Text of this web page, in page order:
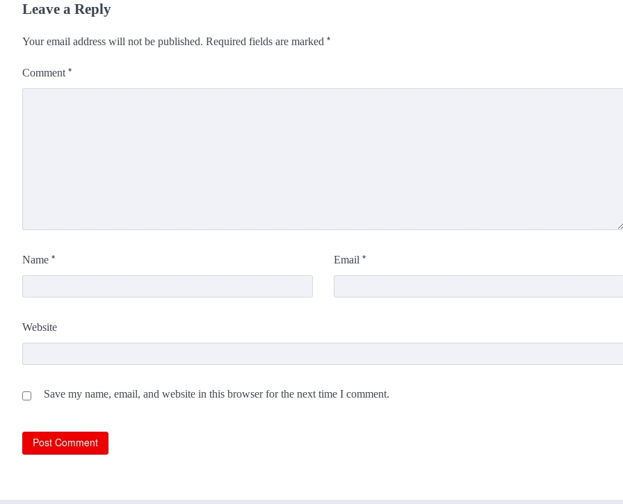
Leave a Reply
Your email address will not be published. Required fields are marked *
Comment *
Name * Email *
Website
Save my name, email, and website in this browser for the next time I comment.